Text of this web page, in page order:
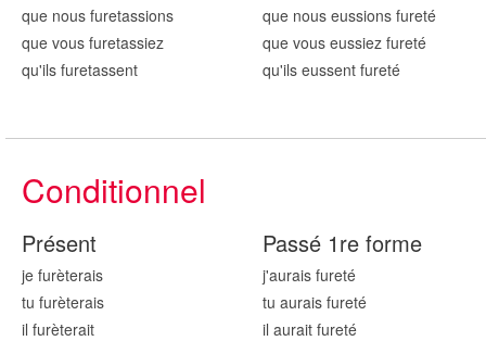
que nous furetassions
que vous furetassiez
qu'ils furetassent
que nous eussions fureté
que vous eussiez fureté
qu'ils eussent fureté
Conditionnel
Présent
je furèterais
tu furèterais
il furèterait
Passé 1re forme
j'aurais fureté
tu aurais fureté
il aurait fureté